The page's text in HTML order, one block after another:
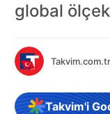
global
Takvim.com.tr
Takvim'i